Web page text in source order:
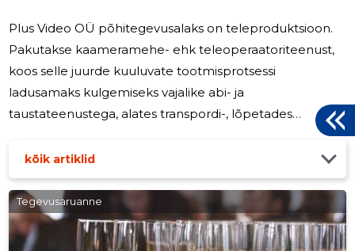
Plus Video OÜ põhitegevusalaks on teleproduktsioon.
Pakutakse kaameramehe- ehk teleoperaatoriteenust,
koos selle juurde kuuluvate tootmisprotsessi
ladusamaks kulgemiseks vajalike abi- ja
taustateenustega, alates transpordi-, lõpetades
2025. aastal olid Lagom Media OÜ, Tallinna
Strateegiakeskus, MTÜ Rahvalõõts ja PR Partner OÜ.
Kuna äriühingu juhatuse liige ja peamine töötegija
Andres Loorand on olnud erinevate kohalike
omavalitsuste tegevustega lähedalt seotud üle 30 aasta
kõik artiklid
Tegevusaruanne